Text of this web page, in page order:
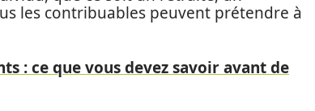
les contribuables peuvent prétendre à
: ce que vous devez savoir avant de